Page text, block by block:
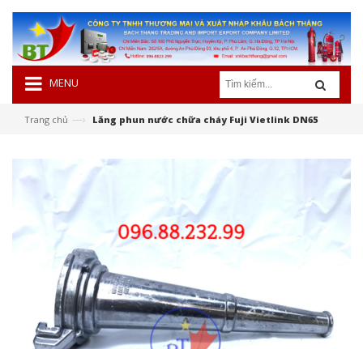
MENU
Trang chủ —› Lăng phun nước chữa cháy Fuji Vietlink DN65